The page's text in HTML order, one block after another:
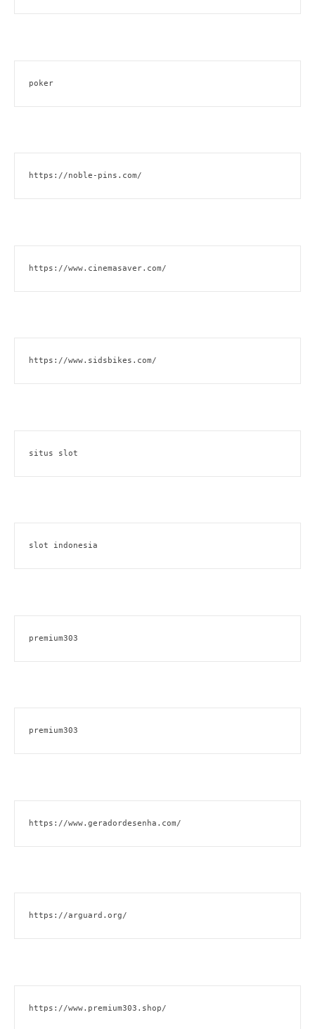
poker
https://noble-pins.com/
https://www.cinemasaver.com/
https://www.sidsbikes.com/
situs slot
slot indonesia
premium303
premium303
https://www.geradordesenha.com/
https://arguard.org/
https://www.premium303.shop/